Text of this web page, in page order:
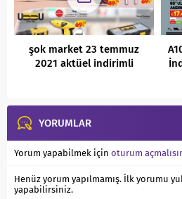
şok market 23 temmuz
2021 aktüel indirimli
YORUMLAR
Yorum yapabilmek için oturum
Henüz yorum yapılmamış. İlk yorumu
yapabilirsiniz.